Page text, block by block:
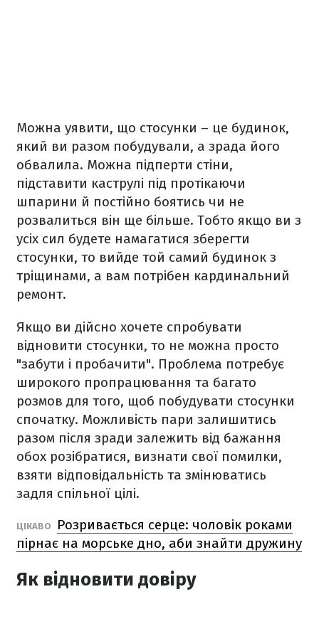
Можна уявити, що стосунки – це будинок,
який ви разом побудували, а зрада його
обвалила. Можна підперти стіни,
підставити каструлі під протікаючи
шпарини й постійно боятись чи не
розвалиться він ще більше. Тобто якщо ви з
усіх сил будете намагатися зберегти
стосунки, то вийде той самий будинок з
тріщинами, а вам потрібен кардинальний
ремонт.
Якщо ви дійсно хочете спробувати
відновити стосунки, то не можна просто
"забути і пробачити". Проблема потребує
широкого пропрацювання та багато
розмов для того, щоб побудувати стосунки
спочатку. Можливість пари залишитись
разом після зради залежить від бажання
обох розібратися, визнати свої помилки,
взяти відповідальність та змінюватись
задля спільної цілі.
ЦІКАВО
Розривається серце: чоловік роками
пірнає на морське дно, аби знайти дружину
Як відновити довіру